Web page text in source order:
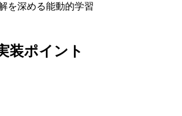
を深める能動的学習
装ポイント